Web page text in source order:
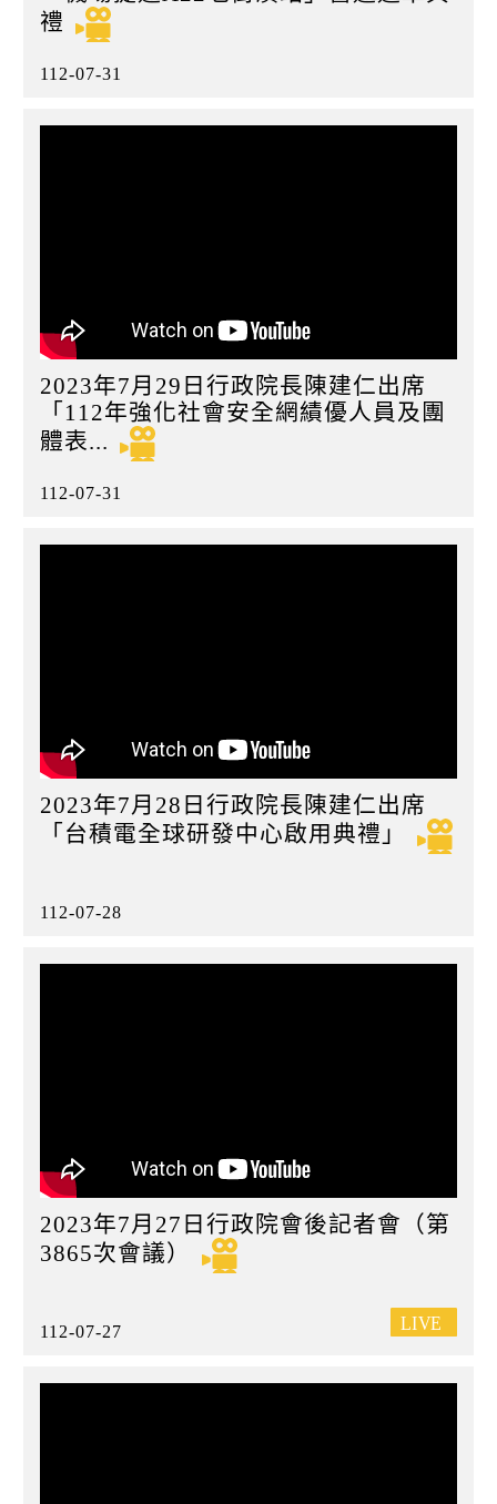
禮
112-07-31
2023年7月29日行政院長陳建仁出席
「112年強化社會安全網績優人員及團
體表...
112-07-31
2023年7月28日行政院長陳建仁出席
「台積電全球研發中心啟用典禮」
112-07-28
2023年7月27日行政院會後記者會（第
3865次會議）
112-07-27